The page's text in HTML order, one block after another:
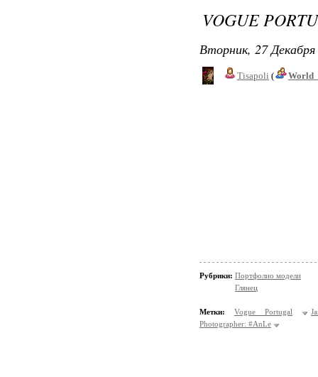
VOGUE
Вторник, 27
Tisapoli (
Рубрики: Портфолио модели
Глянец
Метки: Vogue Portugal
Photographer: #AnLe